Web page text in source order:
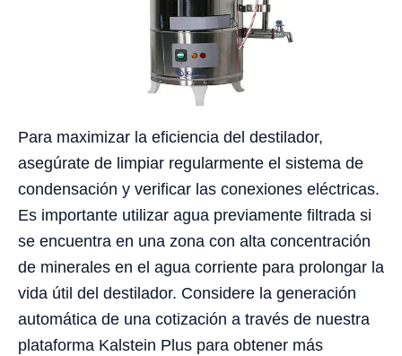
Para maximizar la eficiencia del destilador,
asegúrate de limpiar regularmente el sistema de
condensación y verificar las conexiones eléctricas.
Es importante utilizar agua previamente filtrada si
se encuentra en una zona con alta concentración
de minerales en el agua corriente para prolongar la
vida útil del destilador. Considere la generación
automática de una cotización a través de nuestra
plataforma Kalstein Plus para obtener más